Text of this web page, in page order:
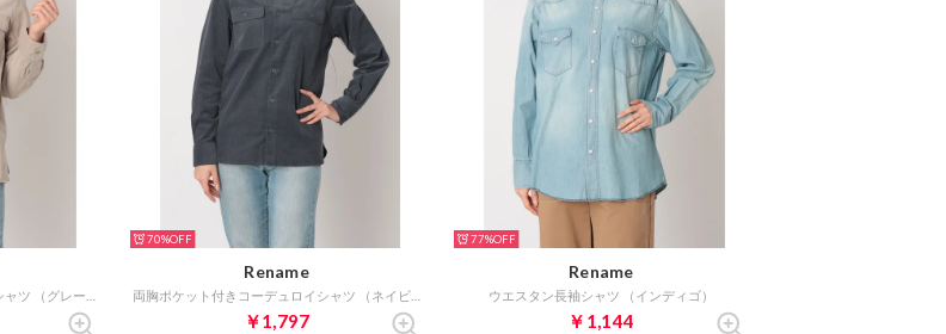
70%
Rename
￥1,797
77%
Rename
ウエスタン長袖シャツ （インディゴ）
￥1,144